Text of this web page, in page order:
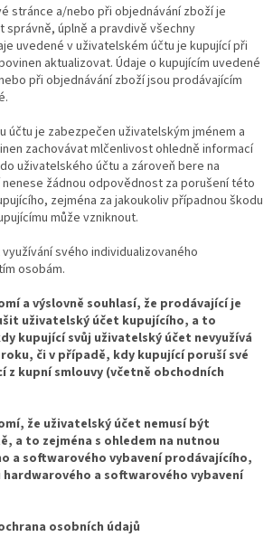
stránce a/nebo při objednávání zboží je
správně, úplně a pravdivě všechny
uvedené v uživatelském účtu je kupující při
aktualizovat. Údaje o kupujícím uvedené
při objednávání zboží jsou prodávajícím
účtu je zabezpečen uživatelským jménem a
zachovávat mlčenlivost ohledně informací
uživatelského účtu a zároveň bere na
žádnou odpovědnost za porušení této
zejména za jakoukoliv případnou škodu
může vzniknout.
svého individualizovaného
osobám.
a výslovně souhlasí, že prodávající je
uživatelský účet kupujícího, a to
kupující svůj uživatelský účet nevyužívá
či v případě, kdy kupující poruší své
z kupní smlouvy (včetně obchodních
že uživatelský účet nemusí být
a to zejména s ohledem na nutnou
a softwarového vybavení prodávajícího,
a softwarového vybavení
osobních údajů